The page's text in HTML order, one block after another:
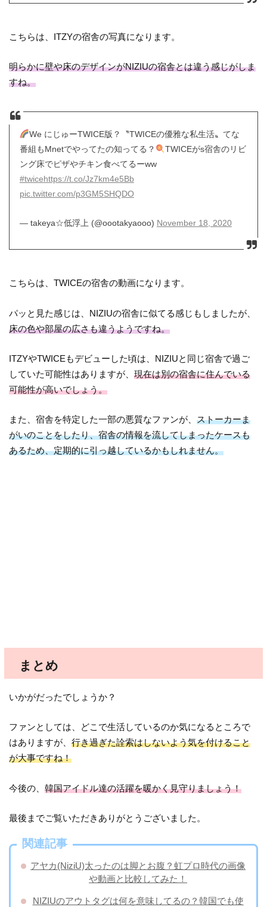
こちらは、ITZYの宿舎の写真になります。
明らかに壁や床のデザインがNIZIUの宿舎とは違う感じがしま
すね。
We にじゅーTWICE版？〝TWICEの優雅な私生活〟てな
番組もMnetでやってたの知ってる？
TWICEがs宿舎のリビ
ング床でピザやチキン食べてるーww
#twicehttps://t.co/Jz7km4e5Bb
pic.twitter.com/p3GM5SHQDO
— takeya☆低浮上 (@oootakyaooo) November 18, 2020
こちらは、TWICEの宿舎の動画になります。
パッと見た感じは、NIZIUの宿舎に似てる感じもしましたが、
床の色や部屋の広さも違うようですね。
ITZYやTWICEもデビューした頃は、NIZIUと同じ宿舎で過ご
していた可能性はありますが、現在は別の宿舎に住んでいる
可能性が高いでしょう。
また、宿舎を特定した一部の悪質なファンが、ストーカーま
がいのことをしたり、宿舎の情報を流してしまったケースも
あるため、定期的に引っ越しているかもしれません。
まとめ
いかがだったでしょうか？
ファンとしては、どこで生活しているのか気になるところで
はありますが、行き過ぎた詮索はしないよう気を付けること
が大事ですね！
今後の、韓国アイドル達の活躍を暖かく見守りましょう！
最後までご覧いただきありがとうございました。
関連記事
アヤカ(NiziU)太ったのは脚とお腹？虹プロ時代の画像
や動画と比較してみた！
NIZIUのアウトタグは何を意味してるの？韓国でも使